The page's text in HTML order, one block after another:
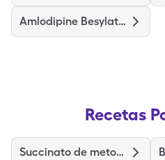
Amlodipine Besylate-Valsartan
Recetas
Succinato de metoprolol de liberación prolongada